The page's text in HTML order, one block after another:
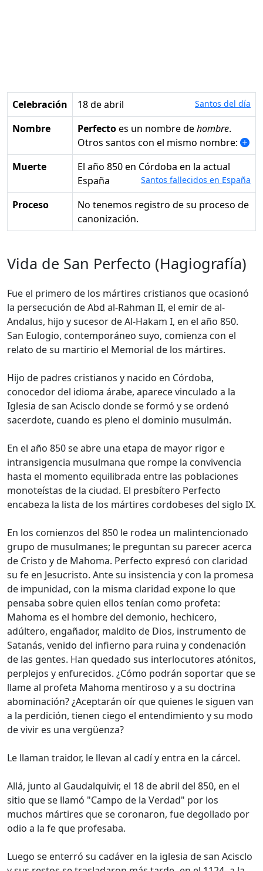
Celebración 18 de abril Santos del día
Nombre Perfectoes un nombre dehombre.
Otros santos con el mismo nombre:
Muerte
el año 850 en Córdoba en la actual
España
Santos fallecidos en España
Proceso
No tenemos registro de su proceso de
canonización.
Vida de San Perfecto (Hagiografía)
Fue el primero de los mártires cristianos que ocasionó
la persecución de Abd al-Rahman II, el emir de al-
Andalus, hijo y sucesor de Al-Hakam I, en el año 850.
San Eulogio, contemporáneo suyo, comienza con el
relato de su martirio el Memorial de los mártires.
Hijo de padres cristianos y nacido en Córdoba,
conocedor del idioma árabe, aparece vinculado a la
Iglesia de san Acisclo donde se formó y se ordenó
sacerdote, cuando es pleno el dominio musulmán.
En el año 850 se abre una etapa de mayor rigor e
intransigencia musulmana que rompe la convivencia
hasta el momento equilibrada entre las poblaciones
monoteístas de la ciudad. El presbítero Perfecto
encabeza la lista de los mártires cordobeses del siglo IX.
En los comienzos del 850 le rodea un malintencionado
grupo de musulmanes; le preguntan su parecer acerca
de Cristo y de Mahoma. Perfecto expresó con claridad
su fe en Jesucristo. Ante su insistencia y con la promesa
de impunidad, con la misma claridad expone lo que
pensaba sobre quien ellos tenían como profeta:
Mahoma es el hombre del demonio, hechicero,
adúltero, engañador, maldito de Dios, instrumento de
Satanás, venido del infierno para ruina y condenación
de las gentes. Han quedado sus interlocutores atónitos,
perplejos y enfurecidos. ¿Cómo podrán soportar que se
llame al profeta Mahoma mentiroso y a su doctrina
abominación? ¿Aceptarán oír que quienes le siguen van
a la perdición, tienen ciego el entendimiento y su modo
de vivir es una vergüenza?
Le llaman traidor, le llevan al cadí y entra en la cárcel.
Allá, junto al Gaudalquivir, el 18 de abril del 850, en el
sitio que se llamó "Campo de la Verdad" por los
muchos mártires que se coronaron, fue degollado por
odio a la fe que profesaba.
Luego se enterró su cadáver en la iglesia de san Acisclo